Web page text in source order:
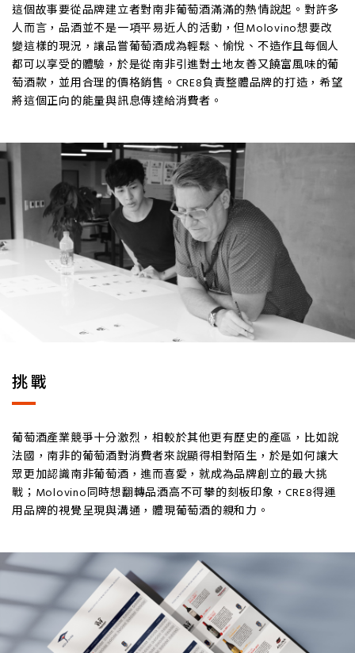
這個故事要從品牌建立者對南非葡萄酒滿滿的熱情說起。對許多
人而言，品酒並不是一項平易近人的活動，但Molovino想要改
變這樣的現況，讓品嘗葡萄酒成為輕鬆、愉悅、不造作且每個人
都可以享受的體驗，於是從南非引進對土地友善又饒富風味的葡
萄酒款，並用合理的價格銷售。CRE8負責整體品牌的打造，希望
將這個正向的能量與訊息傳達給消費者。
挑戰
葡萄酒產業競爭十分激烈，相較於其他更有歷史的產區，比如說
法國，南非的葡萄酒對消費者來說顯得相對陌生，於是如何讓大
眾更加認識南非葡萄酒，進而喜愛，就成為品牌創立的最大挑
戰；Molovino同時想翻轉品酒高不可攀的刻板印象，CRE8得運
用品牌的視覺呈現與溝通，體現葡萄酒的親和力。